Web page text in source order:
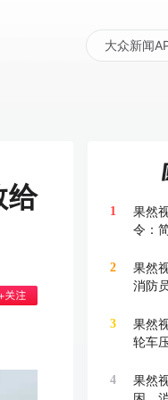
大众新闻
给 1
果然
令：
2
果然
消防
3
果然
轮车
4
果然